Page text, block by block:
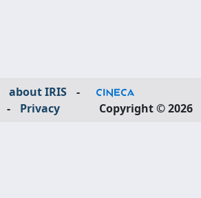
about IRIS
-
- Privacy Copyright © 2026